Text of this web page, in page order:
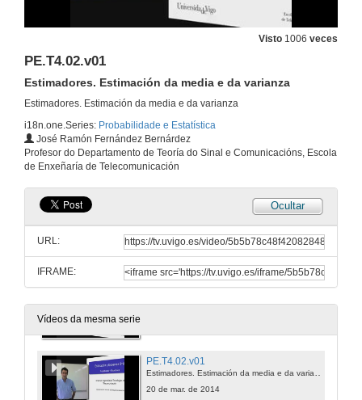
Visto 1006 veces
PE.T4.02.v01
Estimadores. Estimación da media e da varianza
Estimadores. Estimación da media e da varianza
i18n.one.Series: Probabilidade e Estatística
José Ramón Fernández Bernárdez
Profesor do Departamento de Teoría do Sinal e Comunicacións, Escola
de Enxeñaría de Telecomunicación
Ocultar
URL:
IFRAME:
Vídeos da mesma serie
13 de feb. de 2014
Correlación
13 de feb. de 2014
PE.T3.11.v1
Regresión
13 de feb. de 2014
Normalidade n-dimensional
13 de feb. de 2014
PE.T4.01.v01
PE.T4.02.v01
Estimadores. Estimación da media e da varianza
20 de mar. de 2014